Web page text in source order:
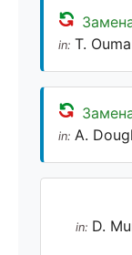
in: T. Ouma
in: A.
in: D.